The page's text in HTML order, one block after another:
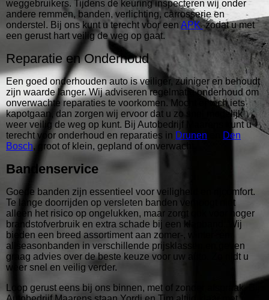
weggebruikers. Tijdens de keuring inspecteren wij onder
andere remmen, banden, verlichting, carrosserie en
onderstel. Bij ons kunt u terecht voor een APKzodat u met
een gerust hart veilig de weg op gaat.
Reparatie en Onderhoud
Een goed onderhouden auto is veiliger, zuiniger en behoudt
zijn waarde langer. Wij adviseren regelmatig onderhoud om
onverwachte reparaties te voorkomen. Mocht er toch iets
kapotgaan, dan zorgen wij ervoor dat u zo snel mogelijk
weer veilig de weg op kunt. Bij Autobedrijf Maarens kunt u
terecht voor onderhoud en reparaties in Drunen
Den
Bosch, groot of klein, gepland of onverwacht.
Bandenservice
Goede banden zijn essentieel voor veiligheid en rijcomfort.
Te lange doorrijden op versleten banden verhoogt niet
alleen het risico op ongelukken, maar zorgt ook voor hoger
brandstofverbruik en extra schade bij een klapband. Wij
bieden een breed assortiment aan zomer-, winter- en
allseasonbanden in verschillende prijsklassen en geven
graag advies over de beste keuze voor uw auto. Zo rijdt u
weer snel en veilig verder.
Loop gerust eens bij ons binnen, met of zonder afspraak. Bij